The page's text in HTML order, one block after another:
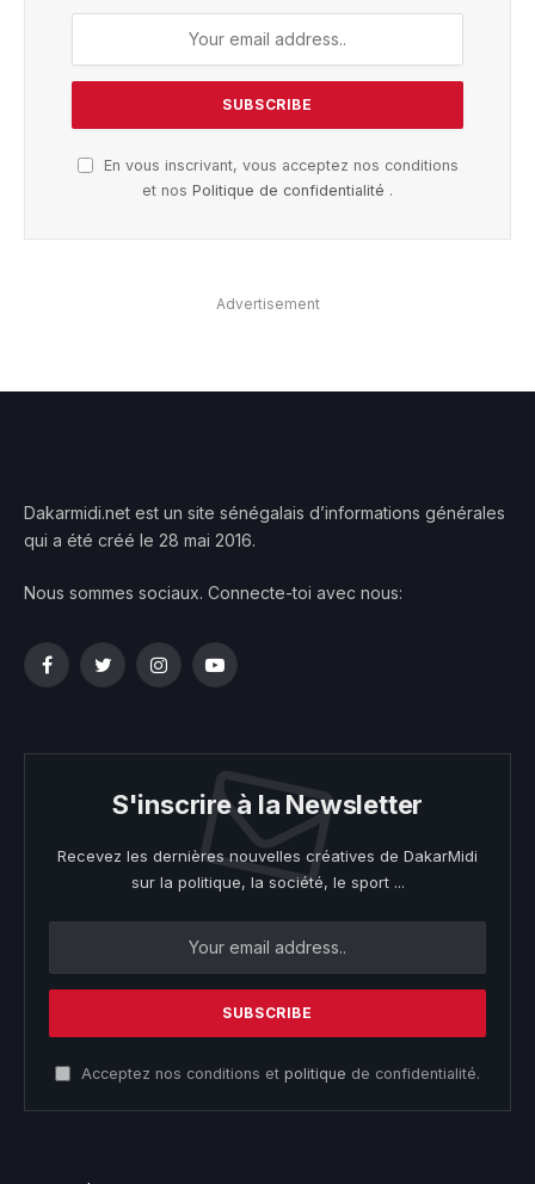
En vous inscrivant, vous acceptez nos conditions
et nos Politique de confidentialité .
Advertisement
Dakarmidi.net est un site sénégalais d’informations générales
qui a été créé le 28 mai 2016.
Nous sommes sociaux. Connecte-toi avec nous:
FacebookTwitterInstagramYouTube
S'inscrire à la Newsletter
Recevez les dernières nouvelles créatives de DakarMidi
sur la politique, la société, le sport ...
Acceptez nos conditions et politique de confidentialité.